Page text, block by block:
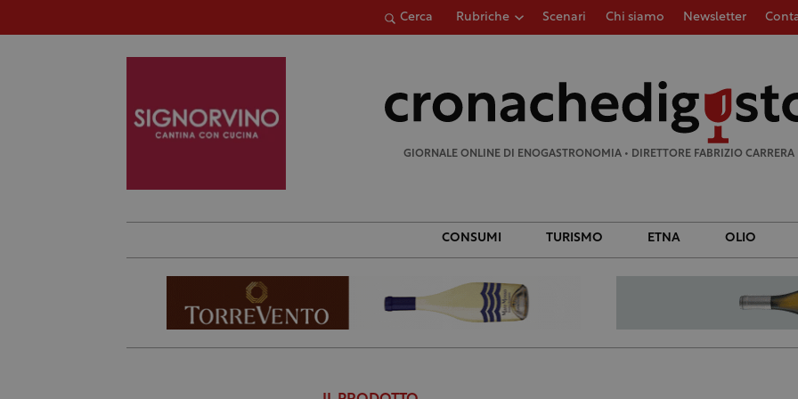
Cerca Rubriche Scenari Chi siamo Newsletter
GIORNALE ONLINE DI ENOGASTRONOMIA • DIRETTORE FABRIZIO CARRERA
CONSUMI TURISMO ETNA OLIO